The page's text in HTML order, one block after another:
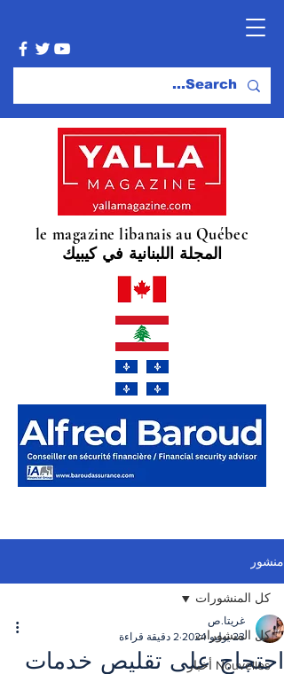
le magazine libanais au Québec
المجلة اللبنانية في كيبيك
منشور
كل المنشورات
Nouvelles أخبار
كل المنشورات
احتجاج على تقليص خدمات
غريتا.ص
23 يوليو 2024
2 دقيقة قراءة